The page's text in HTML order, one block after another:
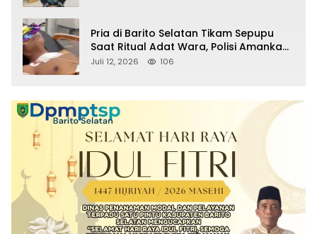
Pria di Barito Selatan Tikam Sepupu
Saat Ritual Adat Wara, Polisi Amankan
Pelaku
Juli 12, 2026 106